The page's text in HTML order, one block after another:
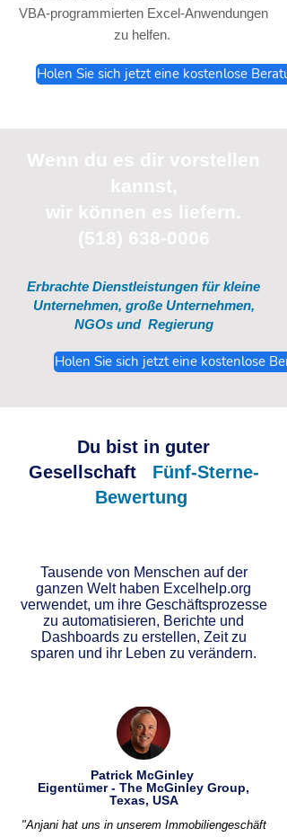
VBA-programmierten Excel-Anwendungen
zu helfen.
Holen Sie sich jetzt eine kostenlose
Wenn du es dir vorstellen
kannst,
wir können es liefern.
(518) 638-0006
Erbrachte Dienstleistungen für kleine
Unternehmen, große Unternehmen,
NGOs und Regierung
Holen Sie sich jetzt eine kostenlose
Du bist in guter
Gesellschaft
Fünf-Sterne-
Bewertung
Tausende von Menschen auf der
ganzen Welt haben Excelhelp.org
verwendet, um ihre Geschäftsprozesse
zu automatisieren, Berichte und
Dashboards zu erstellen, Zeit zu
sparen und ihr Leben zu verändern.
Patrick McGinley
Eigentümer - The McGinley Group,
Texas, USA
"Anjani hat uns in unserem Immobiliengeschäft